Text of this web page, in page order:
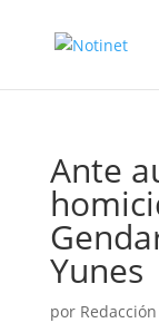
Ante
Yunes
por Redacción